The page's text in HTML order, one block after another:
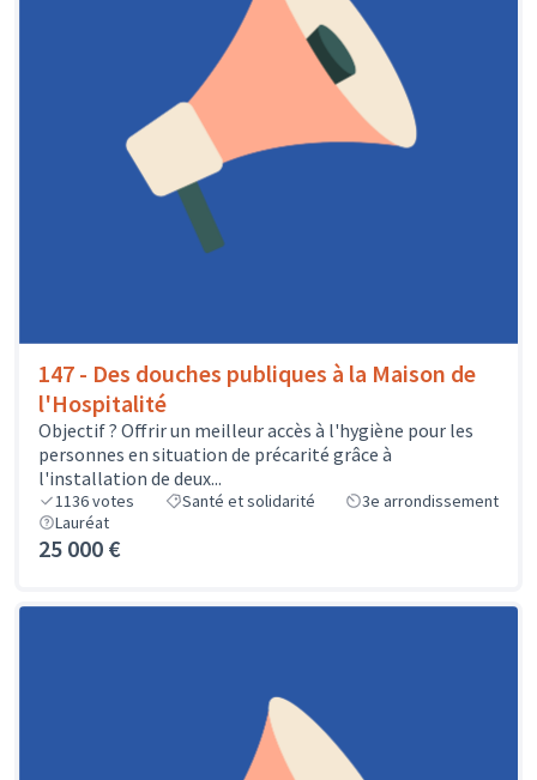
147 - Des douches publiques à la Maison de
l'Hospitalité
Objectif ? Offrir un meilleur accès à l'hygiène pour les
personnes en situation de précarité grâce à
l'installation de deux...
1136votes Santé et solidarité
3e arrondissement
Lauréat
25 000 €